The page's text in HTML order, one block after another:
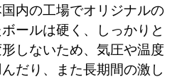
内の工場でオリジナルの
ールは硬く、しっかりと
しないため、気圧や温度
だり、また長期間の激し